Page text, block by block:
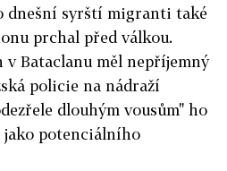
dnešní syrští migranti také
prchal před válkou.
Bataclanu měl nepříjemný
policie na nádraží
dlouhým vousům" ho
jako potenciálního